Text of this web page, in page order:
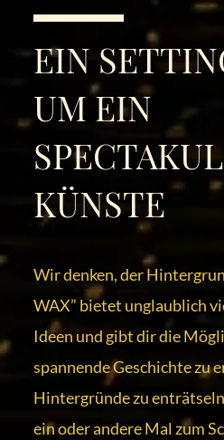
EIN
UM EIN
KÜNSTE
Wir denken, der
WAX” bietet unglaublich
Ideen und gibt dir die
spannende Geschichte zu
Hintergründe zu
ein oder andere Mal zum